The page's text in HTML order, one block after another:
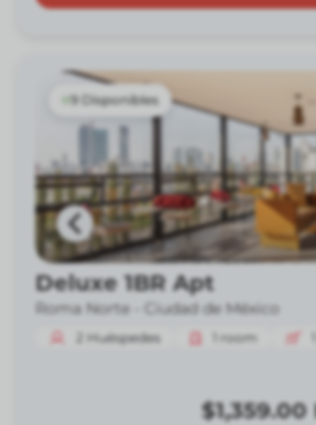
9 Disponibles
Deluxe 1BR Apt
Roma Norte - Ciudad de México
2 Huéspedes room
$1,359.00